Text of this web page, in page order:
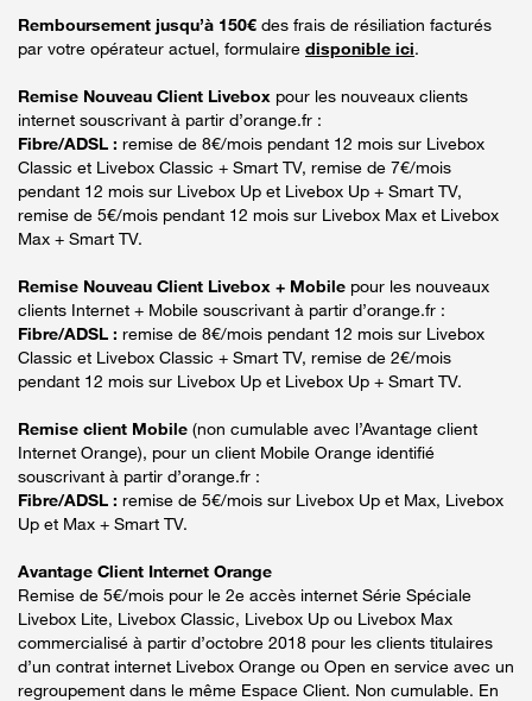
Remboursement jusqu’à 150€ des frais de résiliation facturés
par votre opérateur actuel, formulaire disponible ici.
Remise Nouveau Client Livebox pour les nouveaux clients
internet souscrivant à partir d’orange.fr :
Fibre/ADSL : remise de 8€/mois pendant 12 mois sur Livebox
Classic et Livebox Classic + Smart TV, remise de 7€/mois
pendant 12 mois sur Livebox Up et Livebox Up + Smart TV,
remise de 5€/mois pendant 12 mois sur Livebox Max et Livebox
Max + Smart TV.
Remise Nouveau Client Livebox + Mobile pour les nouveaux
clients Internet + Mobile souscrivant à partir d’orange.fr :
Fibre/ADSL : remise de 8€/mois pendant 12 mois sur Livebox
Classic et Livebox Classic + Smart TV, remise de 2€/mois
pendant 12 mois sur Livebox Up et Livebox Up + Smart TV.
Remise client Mobile (non cumulable avec l’Avantage client
Internet Orange), pour un client Mobile Orange identifié
souscrivant à partir d’orange.fr :
Fibre/ADSL : remise de 5€/mois sur Livebox Up et Max, Livebox
Up et Max + Smart TV.
Avantage Client Internet Orange
Remise de 5€/mois pour le 2e accès internet Série Spéciale
Livebox Lite, Livebox Classic, Livebox Up ou Livebox Max
commercialisé à partir d’octobre 2018 pour les clients titulaires
d’un contrat internet Livebox Orange ou Open en service avec un
regroupement dans le même Espace Client. Non cumulable. En